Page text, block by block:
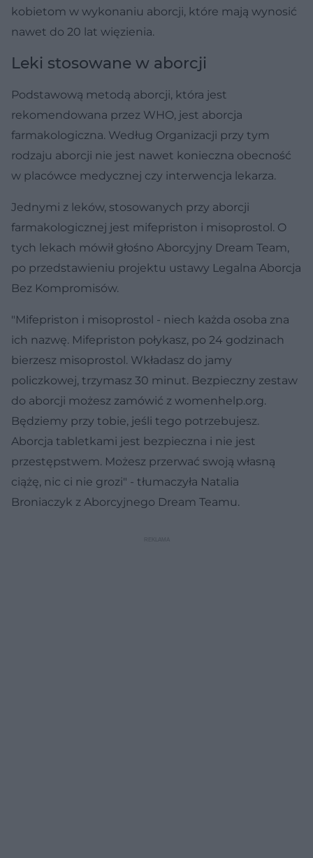
kobietom w wykonaniu aborcji, które mają wynosić
nawet do 20 lat więzienia.
Leki stosowane w aborcji
Podstawową metodą aborcji, która jest
rekomendowana przez WHO, jest aborcja
farmakologiczna. Według Organizacji przy tym
rodzaju aborcji nie jest nawet konieczna obecność
w placówce medycznej czy interwencja lekarza.
Jednymi z leków, stosowanych przy aborcji
farmakologicznej jest mifepriston i misoprostol. O
tych lekach mówił głośno Aborcyjny Dream Team,
po przedstawieniu projektu ustawy Legalna Aborcja
Bez Kompromisów.
"Mifepriston i misoprostol - niech każda osoba zna
ich nazwę. Mifepriston połykasz, po 24 godzinach
bierzesz misoprostol. Wkładasz do jamy
policzkowej, trzymasz 30 minut. Bezpieczny zestaw
do aborcji możesz zamówić z womenhelp.org.
Będziemy przy tobie, jeśli tego potrzebujesz.
Aborcja tabletkami jest bezpieczna i nie jest
przestępstwem. Możesz przerwać swoją własną
ciążę, nic ci nie grozi" - tłumaczyła Natalia
Broniaczyk z Aborcyjnego Dream Teamu.